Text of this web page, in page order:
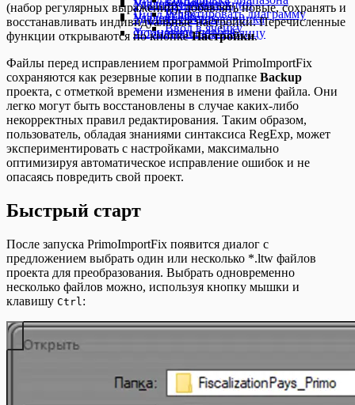
Удаление колонок
Удаление строк
Установить пароль
Цикл WhileРедактировать диаграмму
Ввод в ячейку
Удалить из коллекции
Удалить из справочника
Форматировать таблицу
(набор регулярных выражений), добавлять новые, сохранять и
восстанавливать индивидуальные настройки. Перечисленные
функции открываются по кнопкеНастройки.
Файлы перед исправлением программой PrimoImportFix
сохраняются как резервные копии в подпапке Backup
проекта, с отметкой времени изменения в имени файла. Они
легко могут быть восстановлены в случае каких-либо
некорректных правил редактирования. Таким образом,
пользователь, обладая знаниями синтаксиса RegExp, может
экспериментировать с настройками, максимально
оптимизируя автоматическое исправление ошибок и не
опасаясь повредить свой проект.
Быстрый старт
После запуска PrimoImportFix появится диалог с
предложением выбрать один или несколько *.ltw файлов
проекта для преобразования. Выбрать одновременно
несколько файлов можно, используя кнопку мышки и
клавишу Ctrl: